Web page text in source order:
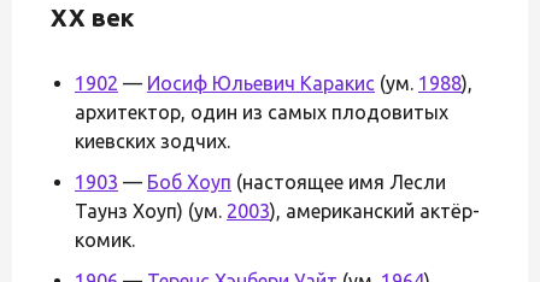
XX век
1902 — Иосиф Юльевич Каракис (ум. 1988),
архитектор, один из самых плодовитых
киевских зодчих.
1903 — Боб Хоуп (настоящее имя Лесли
Таунз Хоуп) (ум. 2003), американский актёр-
комик.